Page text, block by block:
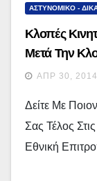
ΑΣΤΥΝΟΜΙΚΟ -
Κλοπές
Μετά Την
ΑΠΡ 30, 2014
Δείτε Με
Σας Τέλος
Εθνική